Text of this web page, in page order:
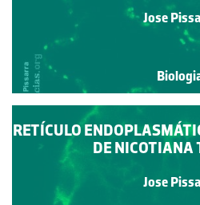
Jose
RETÍCULO
DE NICOTIANA
Jose